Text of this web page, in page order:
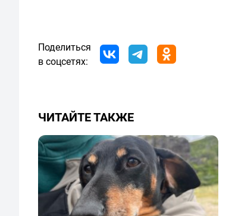
Поделиться
в соцсетях:
ЧИТАЙТЕ ТАКЖЕ